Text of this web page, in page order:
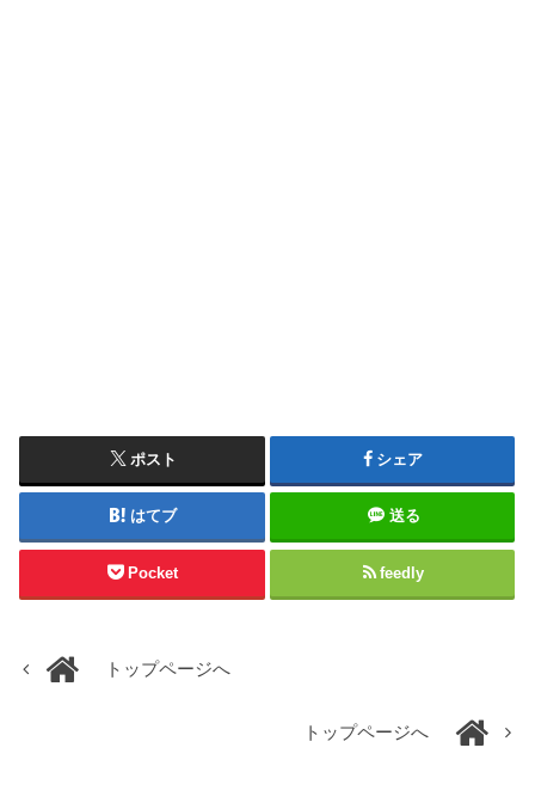
ポスト シェア
はてブ 送る
Pocket feedly
トップページへ
トップページへ